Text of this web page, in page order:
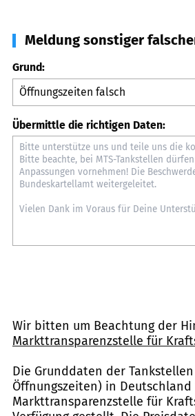
Meldung sonstiger
Grund:
Übermittle die richtigen Daten:
Wir bitten um Beachtung der
Markttransparenzstelle für
Die Grunddaten der Tankstellen
Öffnungszeiten) in
Markttransparenzstelle für